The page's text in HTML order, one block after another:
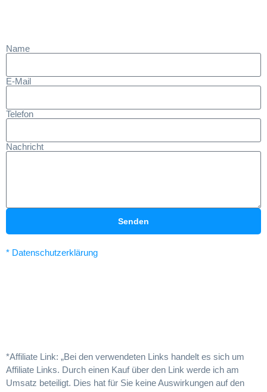
Name
E-Mail
Telefon
Nachricht
Senden
* Datenschutzerklärung
*Affiliate Link: „Bei den verwendeten Links handelt es sich um
Affiliate Links. Durch einen Kauf über den Link werde ich am
Umsatz beteiligt. Dies hat für Sie keine Auswirkungen auf den